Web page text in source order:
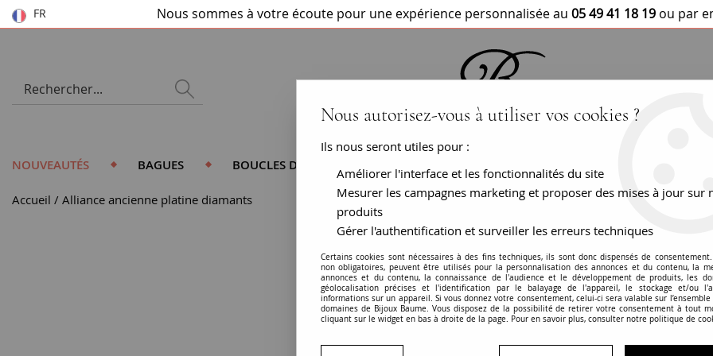
FR Nous sommes à votre écoute pour une expérience personnalisée au 05 49 41 18 19 ou par
NOUVEAUTÉS BAGUES BOUCLES D'OREILLES
Accueil Alliance ancienne platine diamants
Alliance
RÉF. : 16-185
BIJOU VENDU
Nous autorisez-vous à utiliser vos cookies ?
Ils nous seront utiles pour :
Améliorer l'interface et les fonctionnalités du site
Mesurer les campagnes marketing et proposer des mises à jour sur
produits
Gérer l'authentification et surveiller les erreurs techniques
Certains cookies sont nécessaires à des fins techniques, ils sont donc dispensés de
non obligatoires, peuvent être utilisés pour la personnalisation des annonces et du contenu, la
annonces et du contenu, la connaissance de l'audience et le développement de produits, les
géolocalisation précises et l'identification par le balayage de l'appareil, le stockage et/ou
informations sur un appareil. Si vous donnez votre consentement, celui-ci sera valable sur l’ensemble
domaines de Bijoux Baume. Vous disposez de la possibilité de retirer votre consentement à tout
cliquant sur le widget en bas à droite de la page. Pour en savoir plus, consulter notre politique de